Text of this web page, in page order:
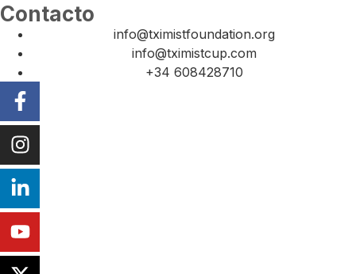
Contacto
info@tximistfoundation.org
info@tximistcup.com
+34 608428710